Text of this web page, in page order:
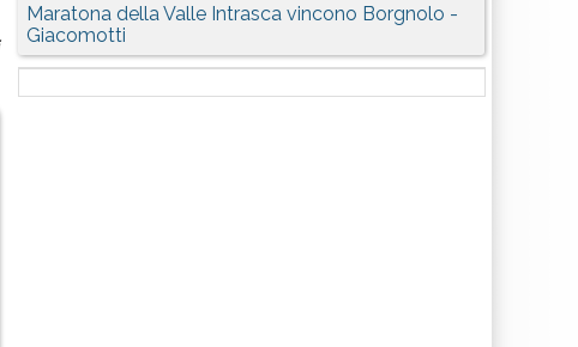
Maratona della Valle Intrasca vincono Borgnolo -
Giacomotti